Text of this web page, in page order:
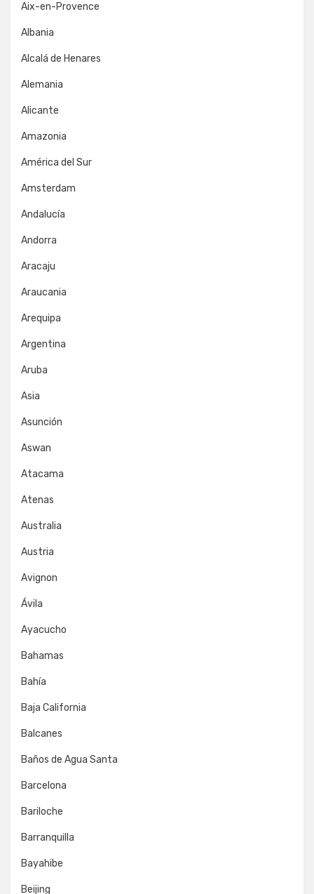
Aix-en-Provence
Albania
Alcalá de Henares
Alemania
Alicante
Amazonia
América del Sur
Amsterdam
Andalucía
Andorra
Aracaju
Araucania
Arequipa
Argentina
Aruba
Asia
Asunción
Aswan
Atacama
Atenas
Australia
Austria
Avignon
Ávila
Ayacucho
Bahamas
Bahía
Baja California
Balcanes
Baños de Agua Santa
Barcelona
Bariloche
Barranquilla
Bayahibe
Beijing